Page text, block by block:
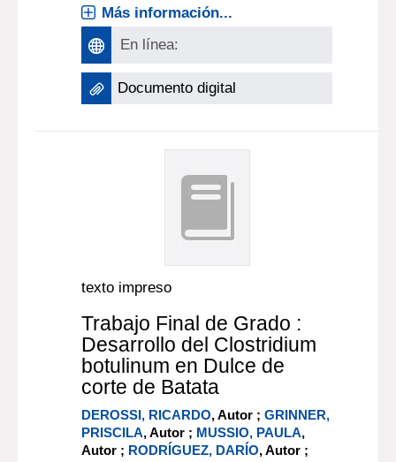
Más información...
En línea:
Documento digital
texto impreso
Trabajo Final de Grado :
Desarrollo del Clostridium
botulinum en Dulce de
corte de Batata
DEROSSI, RICARDO, Autor ;GRINNER,
PRISCILA, Autor ; MUSSIO, PAULA,
Autor ; RODRÍGUEZ, DARÍO, Autor ;